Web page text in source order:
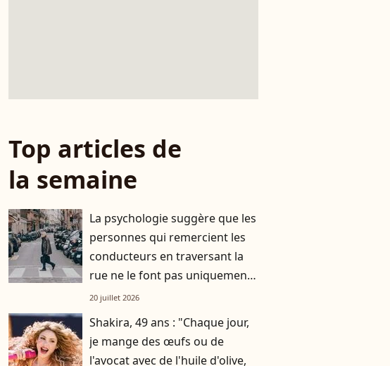
Top articles de
la semaine
La psychologie suggère que les
personnes qui remercient les
conducteurs en traversant la
rue ne le font pas uniquement
par gratitude
20 juillet 2026
Shakira, 49 ans : "Chaque jour,
je mange des œufs ou de
l'avocat avec de l'huile d'olive,